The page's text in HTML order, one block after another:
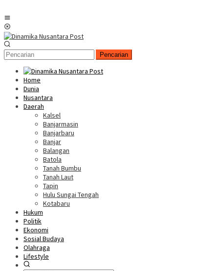
Pencarian
Home
Dunia
Nusantara
Daerah
Kalsel
Banjarmasin
Banjarbaru
Banjar
Balangan
Batola
Tanah Bumbu
Tanah Laut
Tapin
Hulu Sungai Tengah
Kotabaru
Hukum
Politik
Ekonomi
Sosial Budaya
Olahraga
Lifestyle